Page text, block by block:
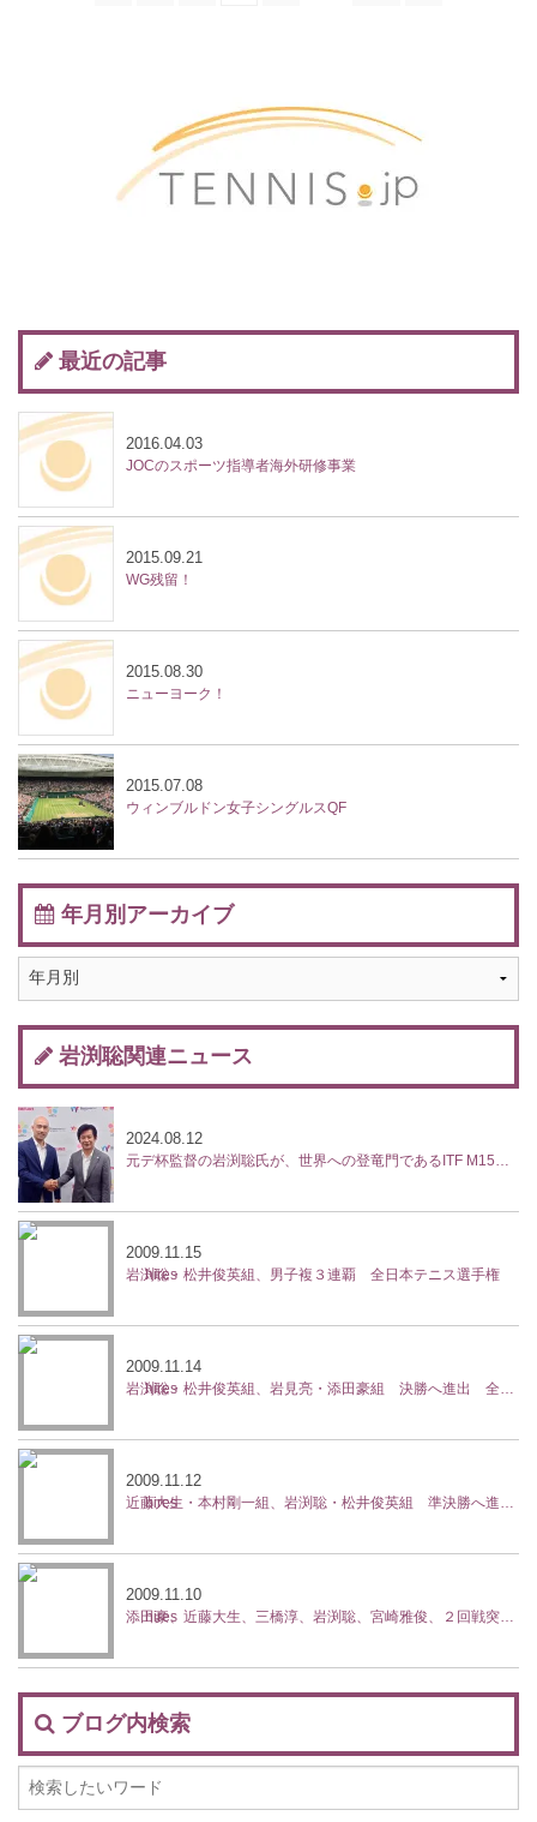
最近の記事
JOCのスポーツ指導者海外研修事業
2016.04.03
WG残留！
2015.09.21
ニューヨーク！
2015.08.30
ウィンブルドン女子シングルスQF
2015.07.08
年月別アーカイブ
岩渕聡関連ニュース
元デ杯監督の岩渕聡氏が、世界への登竜門であるITF M15大会『ルネサンス国際オープンテニス』を新設
2024.08.12
岩渕聡・松井俊英組、男子複３連覇 全日本テニス選手権
2009.11.15
岩渕聡・松井俊英組、岩見亮・添田豪組 決勝へ進出 全日本テニス選手権
2009.11.14
近藤大生・本村剛一組、岩渕聡・松井俊英組 準決勝へ進出 全日本テニス選手権
2009.11.12
添田豪、近藤大生、三橋淳、岩渕聡、宮崎雅俊、２回戦突破 全日本テニス選手権
2009.11.10
ブログ内検索